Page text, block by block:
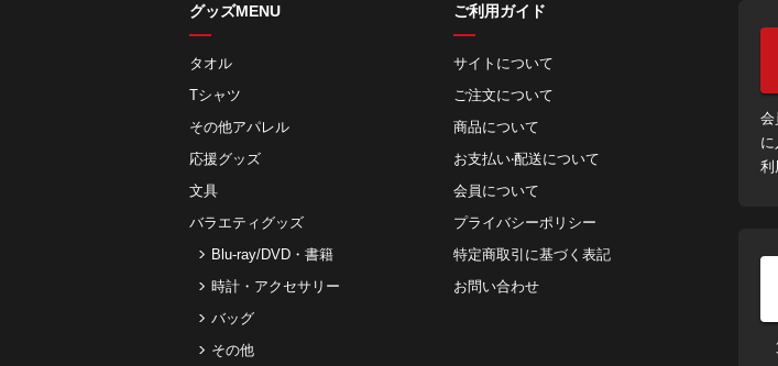
グッズMENU
タオル
Tシャツ
その他アパレル
応援グッズ
文具
バラエティグッズ
Blu-ray/DVD・書籍
時計・アクセサリー
バッグ
その他
ご利用ガイド
サイトについて
ご注⽂について
商品について
お⽀払い‧配送について
会員について
プライバシーポリシー
特定商取引に基づく表記
お問い合わせ
会
利